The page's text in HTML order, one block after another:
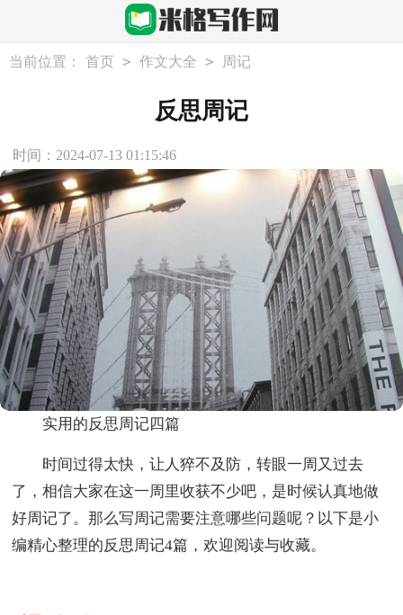
当前位置： 首页 > 作文大全 > 周记
反思周记
时间：2024-07-13 01:15:46
实用的反思周记四篇
时间过得太快，让人猝不及防，转眼一周又过去
了，相信大家在这一周里收获不少吧，是时候认真地做
好周记了。那么写周记需要注意哪些问题呢？以下是小
编精心整理的反思周记4篇，欢迎阅读与收藏。